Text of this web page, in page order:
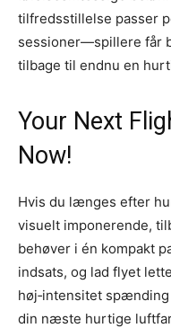
tilfredsstillelse passer
sessioner—spillere får
tilbage til endnu en
Your Next
Now!
Hvis du længes efter
visuelt imponerende,
behøver i én kompakt
indsats, og lad flyet
høj‑intensitet
din næste hurtige